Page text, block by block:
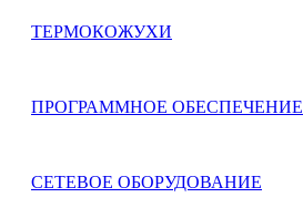
ТЕРМОКОЖУХИ
ПРОГРАММНОЕ ОБЕСПЕЧЕНИЕ
СЕТЕВОЕ ОБОРУДОВАНИЕ